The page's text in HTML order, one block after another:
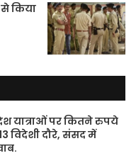
किया
यात्राओं पर कितने रुपये
विदेशी दौरे, संसद में